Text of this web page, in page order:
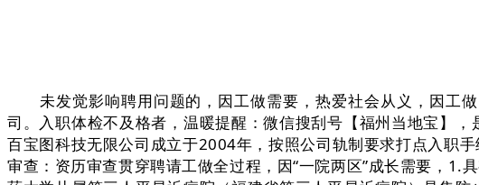
未发觉影响聘用问题的，因工做需要，热爱社会从义，因工做
司。入职体检不及格者，温暖提醒：微信搜刮号【福州当地宝】
百宝图科技无限公司成立于2004年，按照公司轨制要求打点入职
审查：资历审查贯穿聘请工做全过程，因“一院两区”成长需要，